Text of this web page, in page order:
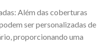
Além das coberturas
ser personalizadas de
proporcionando uma